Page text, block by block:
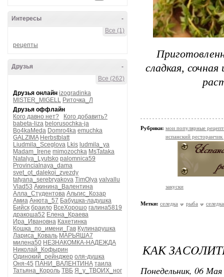
-
Интересы
Все (1)
рецепты
-
Друзья
Все (262)
Друзья онлайн izogradinka
MISTER_MIGELL Риточка_Л
Друзья оффлайн
Кого давно нет?
Кого добавить?
babeta-liza belorusochka-ja
Bo4kaMeda Domro4ka emuchka
GALZIMA Herbstblatt
Liudmila_Sceglova Lkis ludmila_ya
Madam_Irene mimozochka MsTataka
Natalya_Lyutsko palomnica59
Provincialnaya_dama
svet_ot_dalekoi_zvezdy
tatyana_serebryakova TimOlya valvallu
Vlad53 Акинина_Валентина
Алла_Студентова Альгис_Козар
Амиа Анюта_57 Бабушка-ладушка
Бийск браило ВсеХорошо галина5819
дракоша52 Елена_Краева
Ира_Ивановна Кахетинка
Кошка_по_имени_Гав Кулинарушка
Лариса_Коваль МАРЬЯША7
милена50 НЕЗНАКОМКА-НАДЕЖДА
Николай_Кофырин
Одинокий_рейнджер оля-душка
Оня-45 ПАНИ_ВАЛЕНТИНА таила
Татьяна_Король ТВБ Я_у_ТВОИХ_ног
сладкая,
Рубрики: мои популярные
испанский
закуски
Метки: селедка рыба
КАК
Понедельник, 06